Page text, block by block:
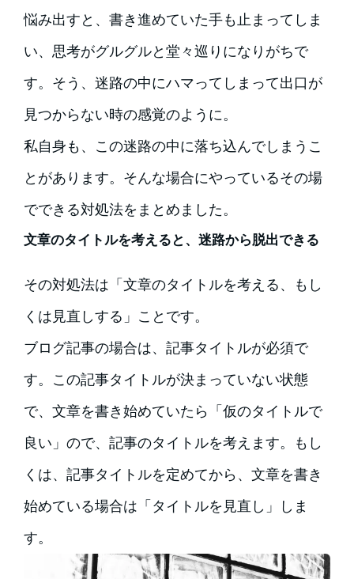
悩み出すと、書き進めていた手も止まってしま
い、思考がグルグルと堂々巡りになりがちで
す。そう、迷路の中にハマってしまって出口が
見つからない時の感覚のように。
私自身も、この迷路の中に落ち込んでしまうこ
とがあります。そんな場合にやっているその場
でできる対処法をまとめました。
文章のタイトルを考えると、迷路から脱出できる
その対処法は「文章のタイトルを考える、もし
くは見直しする」ことです。
ブログ記事の場合は、記事タイトルが必須で
す。この記事タイトルが決まっていない状態
で、文章を書き始めていたら「仮のタイトルで
良い」ので、記事のタイトルを考えます。もし
くは、記事タイトルを定めてから、文章を書き
始めている場合は「タイトルを見直し」しま
す。